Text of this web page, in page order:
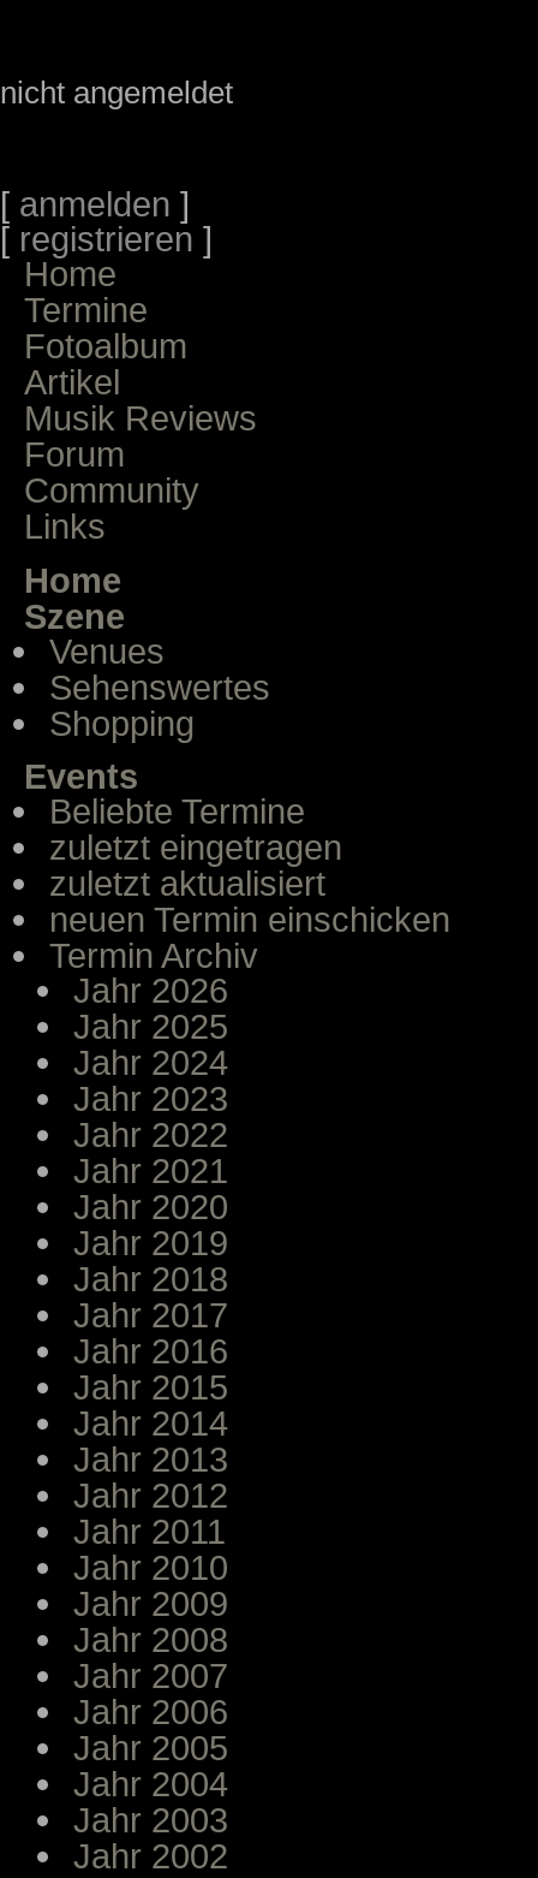
nicht angemeldet
[ anmelden ]
[ registrieren ]
Home
Termine
Fotoalbum
Artikel
Musik Reviews
Forum
Community
Links
Home
Szene
Venues
Sehenswertes
Shopping
Events
Beliebte Termine
zuletzt eingetragen
zuletzt aktualisiert
neuen Termin einschicken
Termin Archiv
Jahr 2026
Jahr 2025
Jahr 2024
Jahr 2023
Jahr 2022
Jahr 2021
Jahr 2020
Jahr 2019
Jahr 2018
Jahr 2017
Jahr 2016
Jahr 2015
Jahr 2014
Jahr 2013
Jahr 2012
Jahr 2011
Jahr 2010
Jahr 2009
Jahr 2008
Jahr 2007
Jahr 2006
Jahr 2005
Jahr 2004
Jahr 2003
Jahr 2002